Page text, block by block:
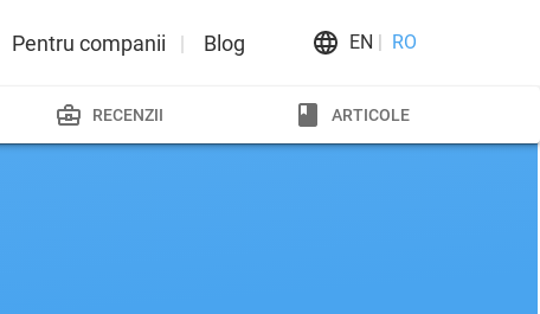
Pentru companii Blog EN RO
RECENZII ARTICOLE